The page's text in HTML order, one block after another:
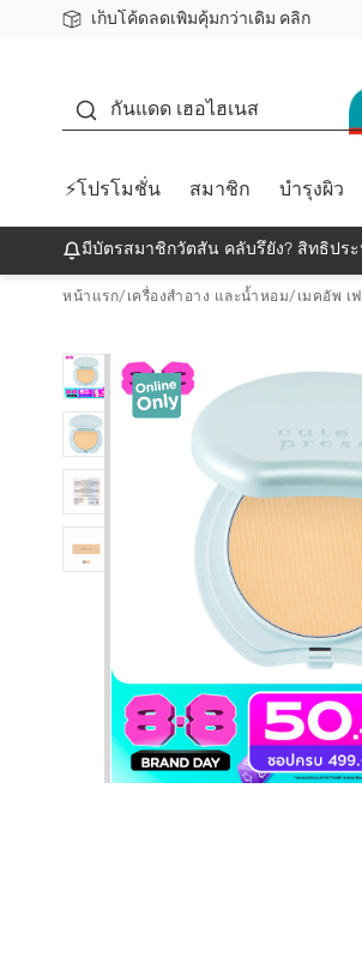
เก็บโค้ดลดเพิ่มคุ้มกว่าเดิม คลิก
ชอปออนไลน์ครั้งแรก ลดเพิ่มจุก ๆ 10%!
📦ส่งฟรี! เมื่อชอป 499฿
สมาชิกวัตสัน คลับดียังไง?
กันแดด เฮอไฮเนส
⚡โปรโมชั่น สมาชิก บำรุงผิว
มีบัตรสมาชิกวัตสัน คลับรึยัง? สิทธิปร
หน้าแรก/ เครื่องสำอาง และน้ำหอม/ เมคอัพ เ